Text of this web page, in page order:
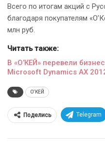
Всего по итогам акций с
благодаря покупателям
млн руб.
Читать также:
В «О’КЕЙ» перевели
Microsoft Dynamics AX
О’КЕЙ
Поделись Telegram